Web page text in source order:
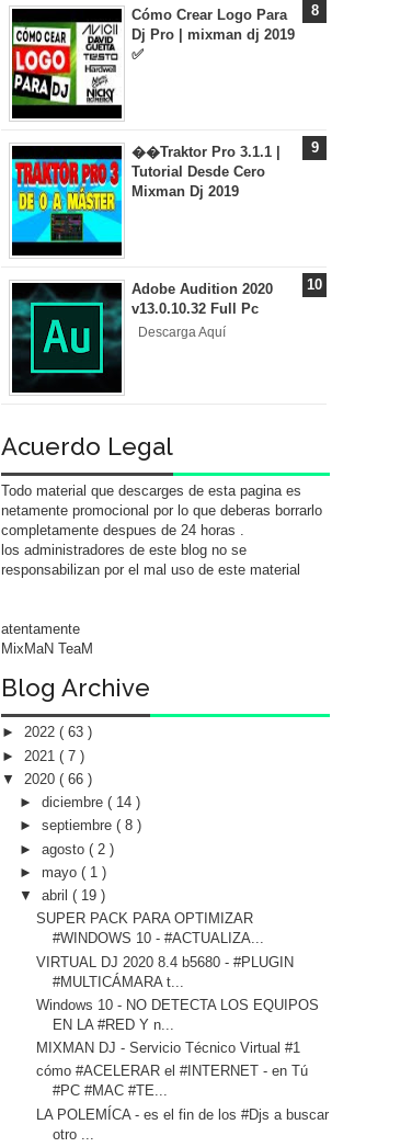
Cómo Crear Logo Para
Dj Pro | mixman dj 2019
✅
��Traktor Pro 3.1.1 |
Tutorial Desde Cero
Mixman Dj 2019
Adobe Audition 2020
v13.0.10.32 Full Pc
Descarga Aquí
Acuerdo Legal
Todo material que descarges de esta pagina es
netamente promocional por lo que deberas borrarlo
completamente despues de 24 horas .
los administradores de este blog no se
responsabilizan por el mal uso de este material
atentamente
MixMaN TeaM
Blog Archive
► 2022 ( 63 )
► 2021 ( 7 )
▼ 2020 ( 66 )
► diciembre ( 14 )
► septiembre ( 8 )
► agosto ( 2 )
► mayo ( 1 )
▼ abril ( 19 )
SUPER PACK PARA OPTIMIZAR
#WINDOWS 10 - #ACTUALIZA...
VIRTUAL DJ 2020 8.4 b5680 - #PLUGIN
#MULTICÁMARA t...
Windows 10 - NO DETECTA LOS EQUIPOS
EN LA #RED Y n...
MIXMAN DJ - Servicio Técnico Virtual #1
cómo #ACELERAR el #INTERNET - en Tú
#PC #MAC #TE...
LA POLEMÍCA - es el fin de los #Djs a buscar
otro ...